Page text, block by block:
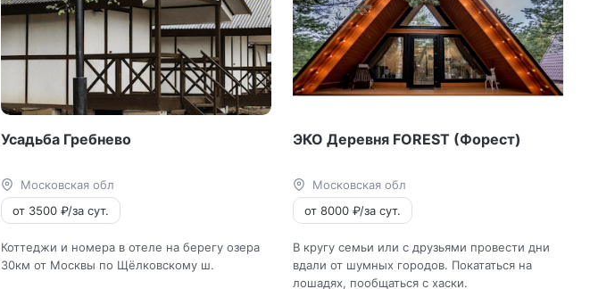
Усадьба Гребнево
Московская обл
от 3500 ₽/за сут.
Коттеджи и номера в отеле на берегу озера
30км от Москвы по Щёлковскому ш.
ЭКО Деревня FOREST (Форест)
Московская обл
от 8000 ₽/за сут.
В кругу семьи или с друзьями провести дни
вдали от шумных городов. Покататься на
лошадях, пообщаться с хаски.